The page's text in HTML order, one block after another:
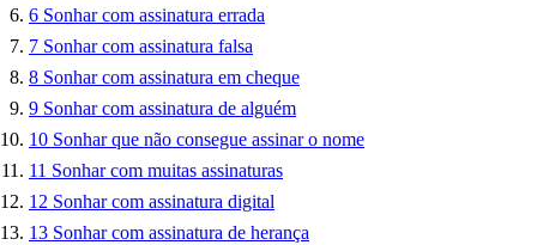
6 Sonhar com assinatura errada
7 Sonhar com assinatura falsa
8 Sonhar com assinatura em cheque
9 Sonhar com assinatura de alguém
10 Sonhar que não consegue assinar o nome
11 Sonhar com muitas assinaturas
12 Sonhar com assinatura digital
13 Sonhar com assinatura de herança